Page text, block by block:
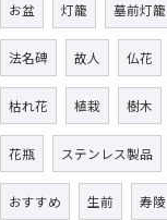
お盆 灯籠 墓前灯籠
法名碑 故人 仏花
枯れ花 植栽 樹木
花瓶 ステンレス製品
おすすめ 生前 寿陵